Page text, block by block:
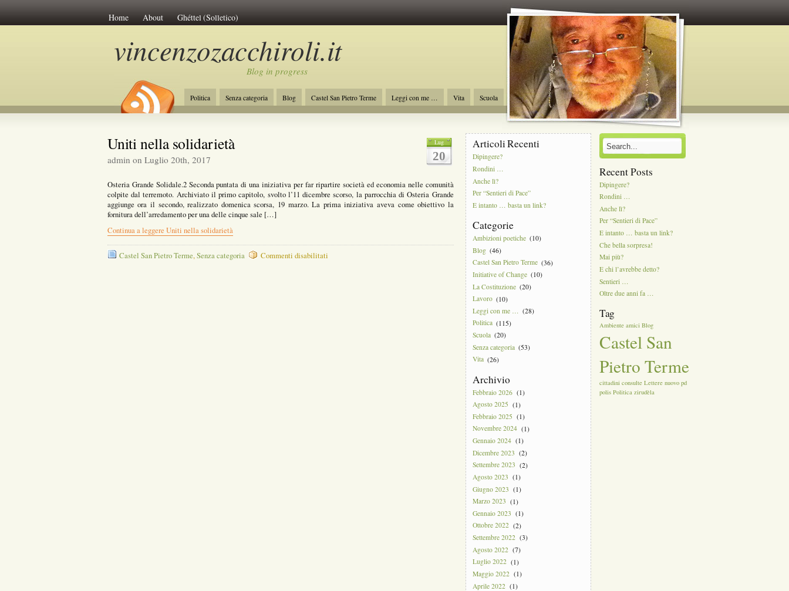
Home About Ghéttel (Solletico)
vincenzozacchiroli.it
Blog in progress
Politica Senza categoria Blog Castel San Pietro Terme Leggi con me … Vita
Scuola
La Costituzione
Lavoro Initiative of Change Ambizioni poetiche
Lug
20
Uniti nella solidarietà
admin on Luglio 20th, 2017
Osteria Grande Solidale.2 Seconda puntata di una iniziativa per far ripartire società ed economia nelle comunità
colpite dal terremoto. Archiviato il primo capitolo, svolto l’11 dicembre scorso, la parrocchia di Osteria Grande
aggiunge ora il secondo, realizzato domenica scorsa, 19 marzo. La prima iniziativa aveva come obiettivo la
fornitura dell’arredamento per una delle cinque sale […]
Continua a leggere Uniti nella solidarietà
Castel San Pietro Terme,Senza categoria Commenti disabilitatisu
Articoli Recenti
Dipingere?
Rondini …
Anche lì?
Per “Sentieri di Pace”
E intanto … basta un link?
Categorie
Ambizioni poetiche (10)
Blog (46)
Castel San Pietro Terme (36)
Initiative of Change (10)
La Costituzione (20)
Lavoro (10)
Leggi con me … (28)
Politica (115)
Scuola (20)
Senza categoria (53)
Vita (26)
Archivio
Febbraio 2026 (1)
Agosto 2025 (1)
Febbraio 2025 (1)
Novembre 2024 (1)
Gennaio 2024 (1)
Dicembre 2023 (2)
Settembre 2023 (2)
Agosto 2023 (1)
Giugno 2023 (1)
Marzo 2023 (1)
Gennaio 2023 (1)
Ottobre 2022 (2)
Settembre 2022 (3)
Agosto 2022 (7)
Luglio 2022 (1)
Maggio 2022 (1)
Aprile 2022 (1)
Recent Posts
Dipingere?
Rondini …
Anche lì?
Per “Sentieri di Pace”
E intanto … basta un link?
Che bella sorpresa!
Mai più?
E chi l’avrebbe detto?
Sentieri …
Oltre due anni fa …
Tag
Ambiente amici Blog
Castel San
Pietro Terme
cittadini consulte Lettere nuovo pd
polis Politica zirudèla